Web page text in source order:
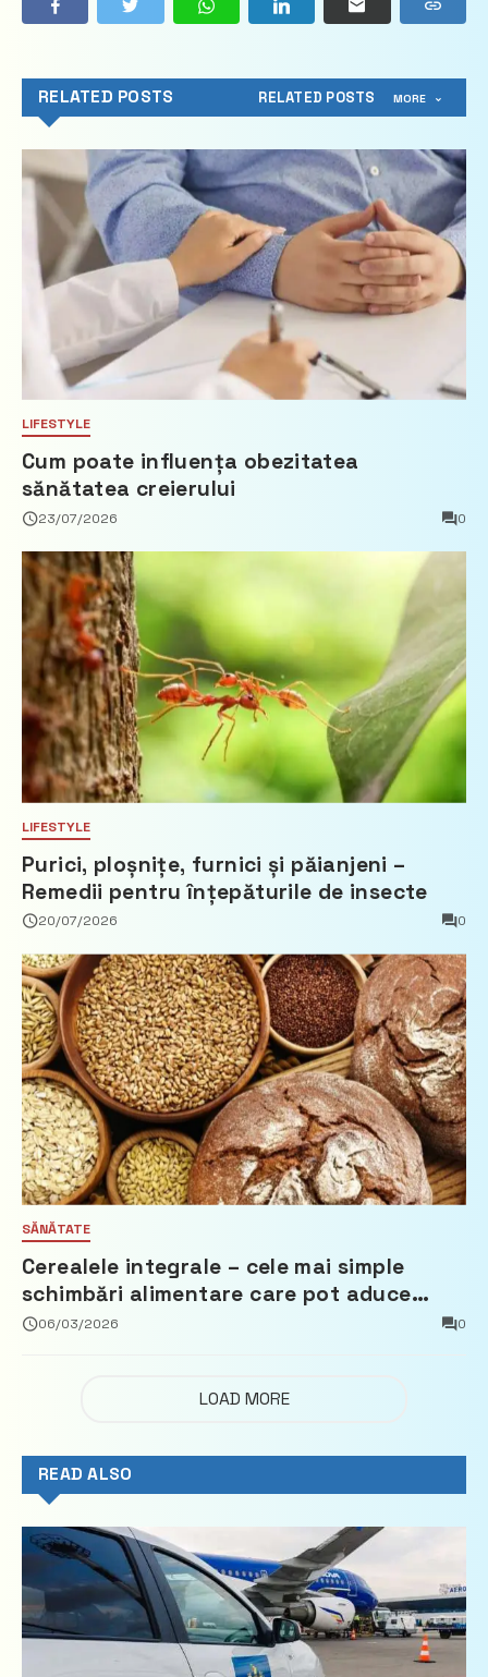
RELATED POSTS RELATED POSTS MORE
LIFESTYLE
Cum poate influența obezitatea
sănătatea creierului
23/07/2026 0
LIFESTYLE
Purici, ploșnițe, furnici și păianjeni –
Remedii pentru înțepăturile de insecte
20/07/2026 0
SĂNĂTATE
Cerealele integrale – cele mai simple
schimbări alimentare care pot aduce
beneficii reale
06/03/2026 0
LOAD MORE
READ ALSO